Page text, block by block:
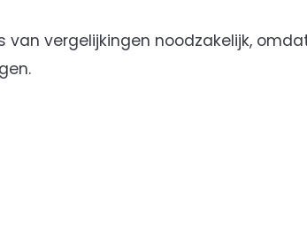
vergelijkingen noodzakelijk,